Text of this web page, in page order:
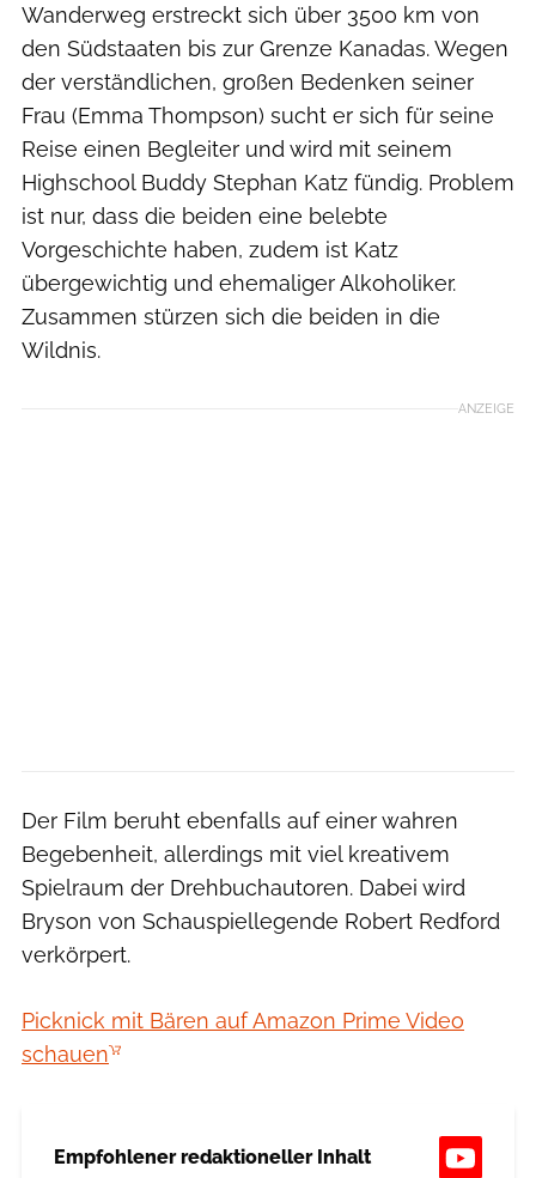
Wanderweg erstreckt sich über 3500 km von
den Südstaaten bis zur Grenze Kanadas. Wegen
der verständlichen, großen Bedenken seiner
Frau (Emma Thompson) sucht er sich für seine
Reise einen Begleiter und wird mit seinem
Highschool Buddy Stephan Katz fündig. Problem
ist nur, dass die beiden eine belebte
Vorgeschichte haben, zudem ist Katz
übergewichtig und ehemaliger Alkoholiker.
Zusammen stürzen sich die beiden in die
Wildnis.
ANZEIGE
Der Film beruht ebenfalls auf einer wahren
Begebenheit, allerdings mit viel kreativem
Spielraum der Drehbuchautoren. Dabei wird
Bryson von Schauspiellegende Robert Redford
verkörpert.
Picknick mit Bären auf Amazon Prime Video
schauen
Empfohlener redaktioneller Inhalt